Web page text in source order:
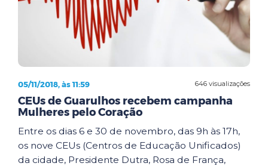
646 visualizações
05/11/2018, às 11:59
CEUs de Guarulhos recebem campanha
Mulheres pelo Coração
Entre os dias 6 e 30 de novembro, das 9h às 17h,
os nove CEUs (Centros de Educação Unificados)
da cidade, Presidente Dutra, Rosa de França,